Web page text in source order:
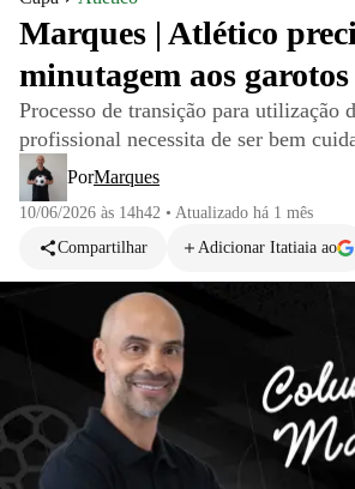
Marques | Atlético
minutagem aos garotos
Processo de transição para utilização
profissional necessita de ser bem
PorMarques
10/06/2026 às 14h42 • Atualizado há 1 mês
Compartilhar
Adicionar Itatiaia ao